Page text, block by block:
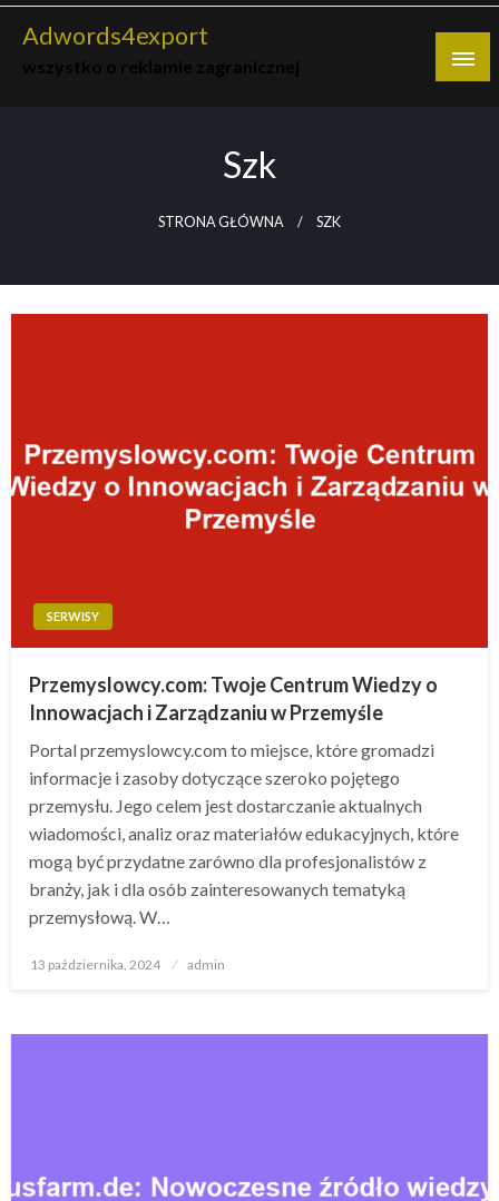
Skip
Adwords4export
Szk
STRONA GŁÓWNA SZK
SERWISY
Przemyslowcy.com: Twoje Centrum Wiedzy o
Innowacjach i Zarządzaniu w Przemyśle
Portal przemyslowcy.com to miejsce, które gromadzi
informacje i zasoby dotyczące szeroko pojętego
przemysłu. Jego celem jest dostarczanie aktualnych
wiadomości, analiz oraz materiałów edukacyjnych, które
mogą być przydatne zarówno dla profesjonalistów z
branży, jak i dla osób zainteresowanych tematyką
przemysłową. W…
Opublikowane
13 października, 2024 admin